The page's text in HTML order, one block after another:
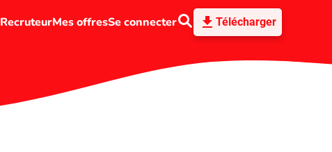
RecruteurMes offresSe connecter Télécharger